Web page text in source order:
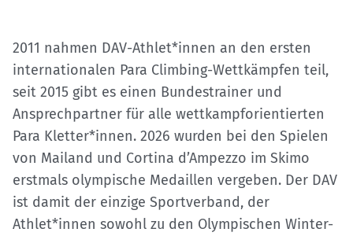
2011 nahmen DAV-Athlet*innen an den ersten
internationalen Para Climbing-Wettkämpfen teil,
seit 2015 gibt es einen Bundestrainer und
Ansprechpartner für alle wettkampforientierten
Para Kletter*innen. 2026 wurden bei den Spielen
von Mailand und Cortina d’Ampezzo im Skimo
erstmals olympische Medaillen vergeben. Der DAV
ist damit der einzige Sportverband, der
Athlet*innen sowohl zu den Olympischen Winter-